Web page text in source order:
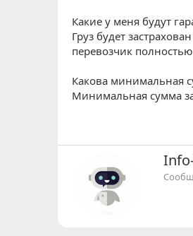
Какие у меня будут
Груз будет
перевозчик
Какова минимальная
Минимальная сумма
А
в
т